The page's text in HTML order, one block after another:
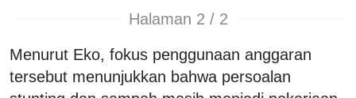
Halaman 2 / 2
Menurut Eko, fokus penggunaan anggaran
tersebut menunjukkan bahwa persoalan